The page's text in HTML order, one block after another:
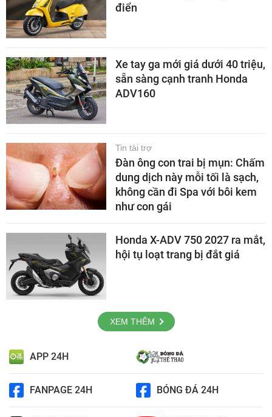
điển
Xe tay ga mới giá dưới 40 triệu,
sẵn sàng cạnh tranh Honda
ADV160
Tin tài trợ
Đàn ông con trai bị mụn: Chấm
dung dịch này mỗi tối là sạch,
không cần đi Spa với bôi kem
như con gái
Honda X-ADV 750 2027 ra mắt,
hội tụ loạt trang bị đắt giá
XEM THÊM
APP 24H
FANPAGE 24H BÓNG ĐÁ 24H